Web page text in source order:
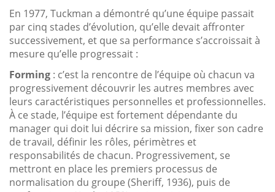
En 1977, Tuckman a démontré qu’une équipe passait
par cinq stades d’évolution, qu’elle devait affronter
successivement, et que sa performance s’accroissait à
mesure qu’elle progressait :
Forming : c’est la rencontre de l’équipe où chacun va
progressivement découvrir les autres membres avec
leurs caractéristiques personnelles et professionnelles.
À ce stade, l’équipe est fortement dépendante du
manager qui doit lui décrire sa mission, fixer son cadre
de travail, définir les rôles, périmètres et
responsabilités de chacun. Progressivement, se
mettront en place les premiers processus de
normalisation du groupe (Sheriff, 1936), puis de